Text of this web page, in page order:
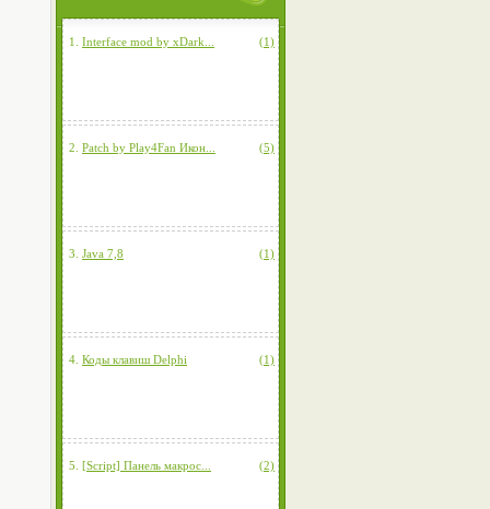
1. Interface mod by xDark... (1)
2. Patch by Play4Fan Икон... (5)
3. Java 7,8 (1)
4. Коды клавиш Delphi (1)
5. [Script] Панель макрос... (2)